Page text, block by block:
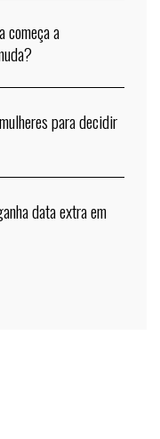
começa a
para decidir
data extra em